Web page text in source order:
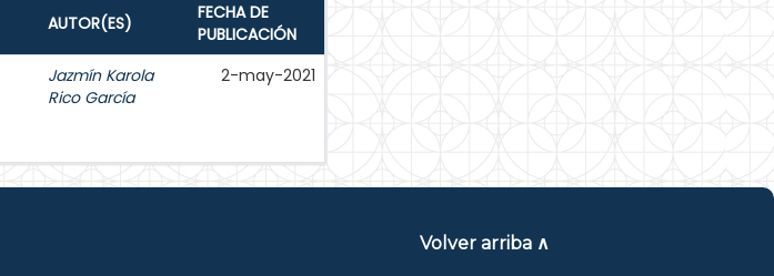
AUTOR(ES)
FECHA DE
PUBLICACIÓN
Jazmín Karola
Rico García
2-may-2021
Volver arriba ∧